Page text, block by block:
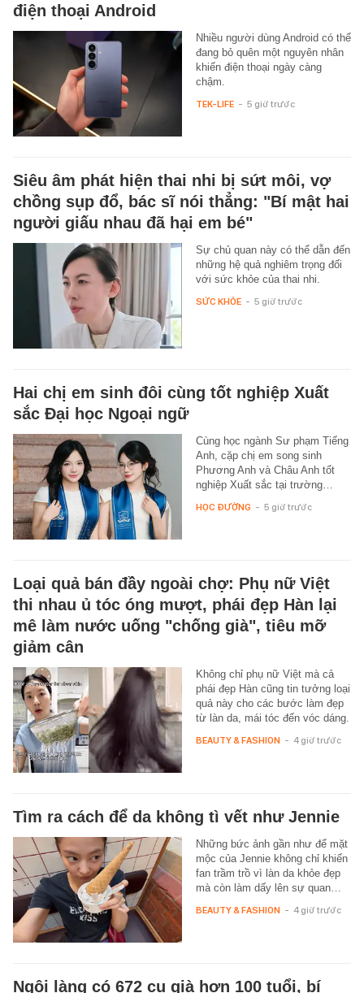
điện thoại Android
Nhiều người dùng Android có thể
đang bỏ quên một nguyên nhân
khiến điện thoại ngày càng
chậm.
TEK-LIFE - 5 giờ trước
Siêu âm phát hiện thai nhi bị sứt môi, vợ
chồng sụp đổ, bác sĩ nói thẳng: "Bí mật hai
người giấu nhau đã hại em bé"
Sự chủ quan này có thể dẫn đến
những hệ quả nghiêm trọng đối
với sức khỏe của thai nhi.
SỨC KHỎE - 5 giờ trước
Hai chị em sinh đôi cùng tốt nghiệp Xuất
sắc Đại học Ngoại ngữ
Cùng học ngành Sư phạm Tiếng
Anh, cặp chị em song sinh
Phương Anh và Châu Anh tốt
nghiệp Xuất sắc tại trường…
HỌC ĐƯỜNG - 5 giờ trước
Loại quả bán đầy ngoài chợ: Phụ nữ Việt
thi nhau ủ tóc óng mượt, phái đẹp Hàn lại
mê làm nước uống "chống già", tiêu mỡ
giảm cân
Không chỉ phụ nữ Việt mà cả
phái đẹp Hàn cũng tin tưởng loại
quả này cho các bước làm đẹp
từ làn da, mái tóc đến vóc dáng.
BEAUTY & FASHION - 4 giờ trước
Tìm ra cách để da không tì vết như Jennie
Những bức ảnh gần như để mặt
mộc của Jennie không chỉ khiến
fan trầm trồ vì làn da khỏe đẹp
mà còn làm dấy lên sự quan…
BEAUTY & FASHION - 4 giờ trước
Ngôi làng có 672 cụ già hơn 100 tuổi, bí